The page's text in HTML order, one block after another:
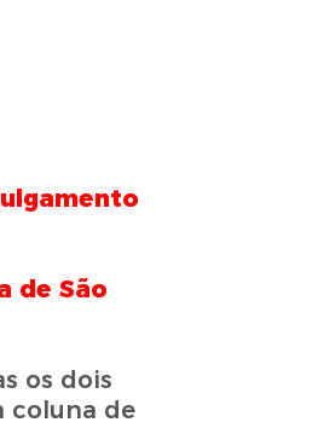
de São
os dois
coluna de